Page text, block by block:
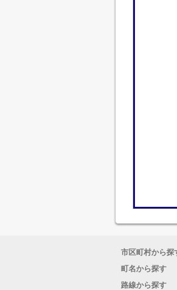
市区町村から探
町名から探す
路線から探す